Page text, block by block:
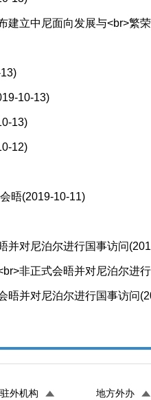
建立中尼面向发展与<br>繁
10-13)
13)
12)
晤(2019-10-11)
并对尼泊尔进行国事访问
非正式会晤并对尼泊尔进
晤并对尼泊尔进行国事访问
驻外机构 地方外办